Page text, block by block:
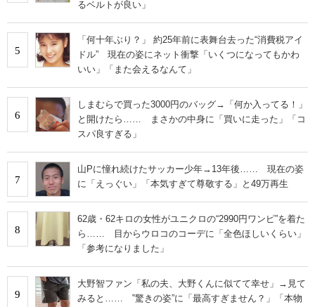
るベルトが良い」
5
「何十年ぶり？」 約25年前に表舞台去った“消費税アイ
ドル” 現在の姿にネット衝撃「いくつになってもかわ
いい」「また会えるなんて」
6
しまむらで買った3000円のバッグ→「何か入ってる！」
と開けたら…… まさかの中身に「買いに走った」「コ
スパ良すぎる」
7
山Pに憧れ続けたサッカー少年→13年後…… 現在の姿
に「えっぐい」「本気すぎて尊敬する」と49万再生
8
62歳・62キロの女性がユニクロの“2990円ワンピ”を着た
ら…… 目からウロコのコーデに「全色ほしいくらい」
「参考になりました」
9
大野智ファン「私の夫、大野くんに似てて幸せ」→見て
みると…… ‟驚きの姿”に「最高すぎません？」「本物